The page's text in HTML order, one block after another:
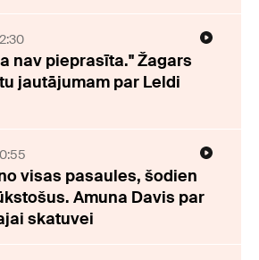
nav pieprasīta." Žagars
jautājumam par Leldi
visas pasaules, šodien
Amuna Davis par
skatuvei